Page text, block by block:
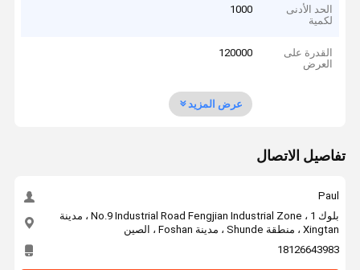
الحد الأدنى
لكمية
1000
القدرة على
العرض
120000
عرض المزيد
تفاصيل الاتصال
Paul
بلوك 1 ، No.9 Industrial Road Fengjian Industrial Zone ، مدينة
Xingtan ، منطقة Shunde ، مدينة Foshan ، الصين
18126643983